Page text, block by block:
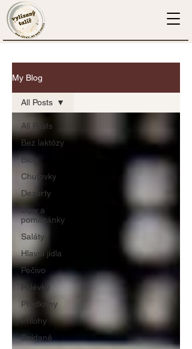
My Blog
All Posts
Bez laktózy
Blog
Chuťovky
Dezerty
Dipy a
pomazánky
Saláty
Hlavní jídla
Pečivo
Polévky
Předkrmy
Přílohy
Snídaně
All Posts